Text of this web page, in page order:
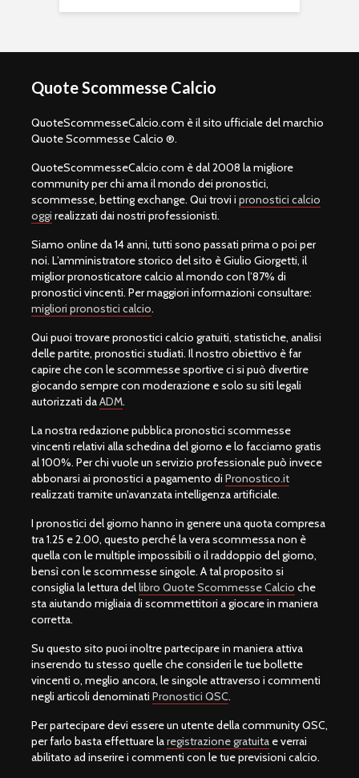
Quote Scommesse Calcio
QuoteScommesseCalcio.com è il sito ufficiale del marchio
Quote Scommesse Calcio ®.
QuoteScommesseCalcio.com è dal 2008 la migliore
community per chi ama il mondo dei pronostici,
scommesse, betting exchange. Qui trovi i pronostici calcio
oggi realizzati dai nostri professionisti.
Siamo online da 14 anni, tutti sono passati prima o poi per
noi. L’amministratore storico del sito è Giulio Giorgetti, il
miglior pronosticatore calcio al mondo con l’87% di
pronostici vincenti. Per maggiori informazioni consultare:
migliori pronostici calcio.
Qui puoi trovare pronostici calcio gratuiti, statistiche, analisi
delle partite, pronostici studiati. Il nostro obiettivo è far
capire che con le scommesse sportive ci si può divertire
giocando sempre con moderazione e solo su siti legali
autorizzati daADM.
La nostra redazione pubblica pronostici scommesse
vincenti relativi alla schedina del giorno e lo facciamo gratis
al 100%. Per chi vuole un servizio professionale può invece
abbonarsi ai pronostici a pagamento di Pronostico.it
realizzati tramite un’avanzata intelligenza artificiale.
I pronostici del giorno hanno in genere una quota compresa
tra 1.25 e 2.00, questo perché la vera scommessa non è
quella con le multiple impossibili o il raddoppio del giorno,
bensì con le scommesse singole. A tal proposito si
consiglia la lettura dellibro Quote Scommesse Calcio che
sta aiutando migliaia di scommettitori a giocare in maniera
corretta.
Su questo sito puoi inoltre partecipare in maniera attiva
inserendo tu stesso quelle che consideri le tue bollette
vincenti o, meglio ancora, le singole attraverso i commenti
negli articoli denominati Pronostici QSC.
Per partecipare devi essere un utente della community QSC,
per farlo basta effettuare laregistrazione gratuita e verrai
abilitato ad inserire i commenti con le tue previsioni calcio.